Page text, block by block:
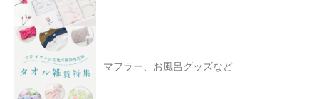
マフラー、お風呂グッズなど